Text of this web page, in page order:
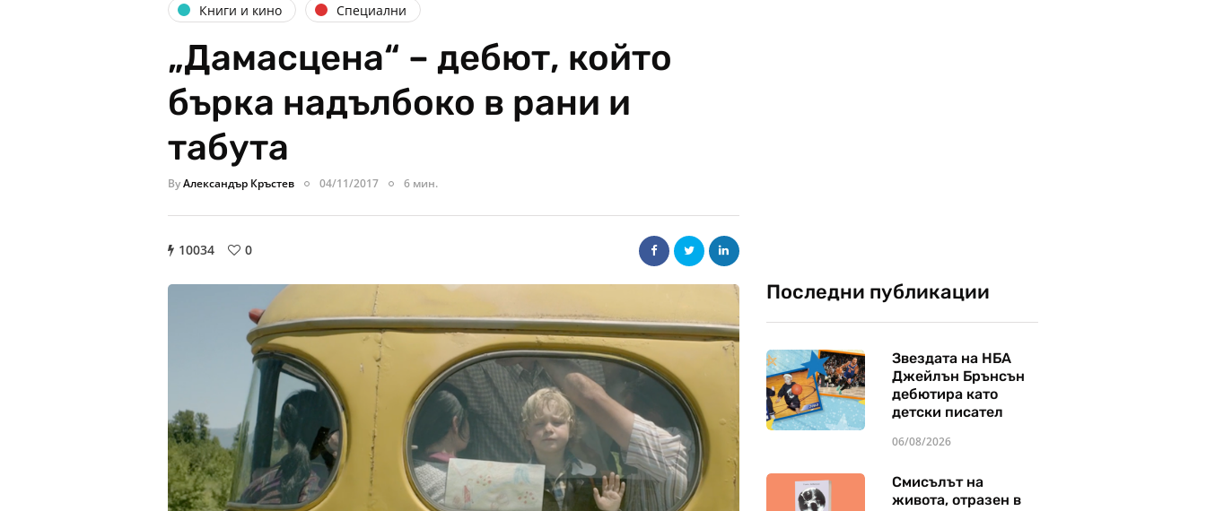
Книги и кино Специални
„Дамасцена“ – дебют, който
бърка надълбоко в рани и
табута
ByАлександър Кръстев 04/11/2017 6 мин.
10034 0
Последни публикации
Звездата на НБА
Джейлън Брънсън
дебютира като
детски писател
06/08/2026
Смисълът на
живота, отразен в